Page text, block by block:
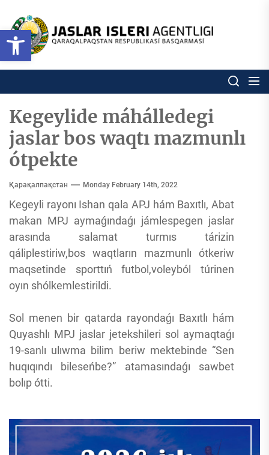
Open toolbar
content
Respublikası
basqarması
Ózbekstan jaslar isleri
Kegeylide máhálledegi
jaslar bos waqtı mazmunlı
ótpekte
Қарақалпақстан Monday February 14th, 2022
Kegeyli rayonı Ishan qala APJ hám Baxıtlı, Abat
makan MPJ aymaǵındaǵı jámlespegen jaslar
arasında salamat turmıs tárizin
qáliplestiriw,bos waqtların mazmunlı ótkeriw
maqsetinde sporttıń futbol,voleyból túrinen
oyın shólkemlestirildi.
Sol menen bir qatarda rayondaǵı Baxıtlı hám
Quyashlı MPJ jaslar jetekshileri sol aymaqtaǵı
19-sanlı ulıwma bilim beriw mektebinde “Sen
huqıqındı bileseńbe?” atamasındaǵı sawbet
bolıp ótti.